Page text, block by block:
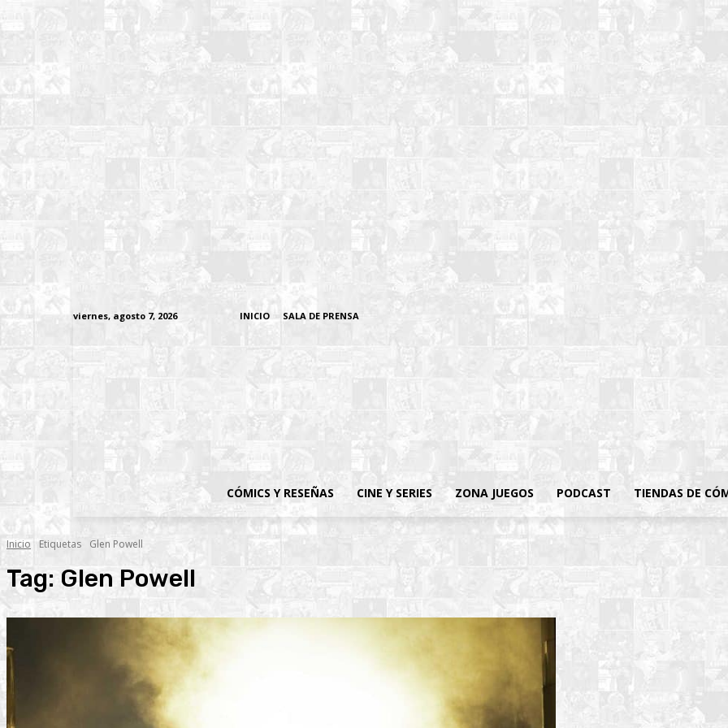
viernes, agosto 7, 2026 INICIO SALA DE PRENSA
CÓMICS Y RESEÑAS CINE Y SERIES ZONA JUEGOS PODCAST TIENDAS DE
Inicio Etiquetas Glen Powell
Tag: Glen Powell